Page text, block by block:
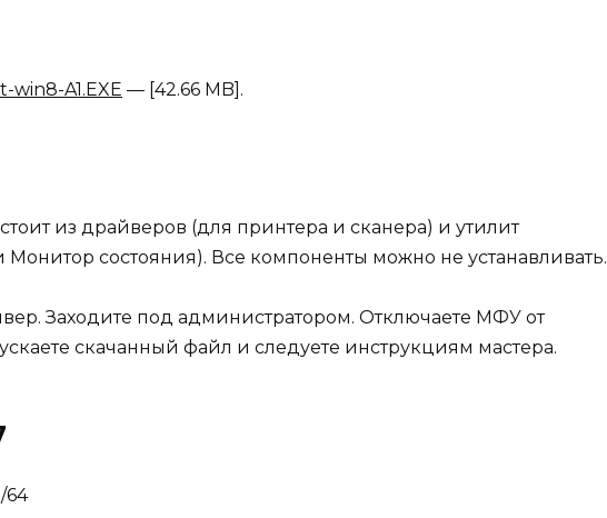
win8-A1.EXE — [42.66 MB].
из драйверов (для принтера и сканера) и утилит
Монитор состояния). Все компоненты можно не устанавливать.
Заходите под администратором. Отключаете МФУ от
скачанный файл и следуете инструкциям мастера.
64